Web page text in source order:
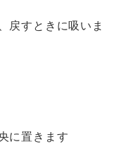
戻すときに吸いま
に置きます